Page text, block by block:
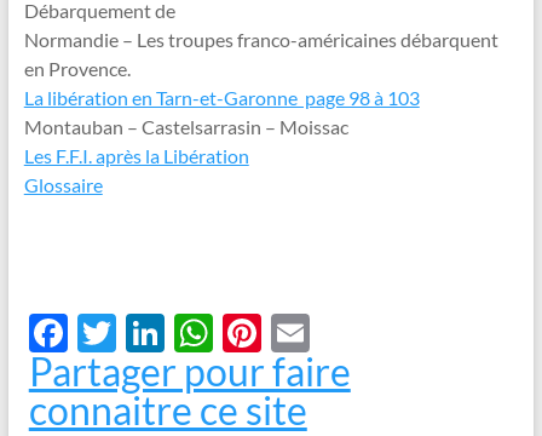
Débarquement de
Normandie – Les troupes franco-américaines débarquent
en Provence.
La libération en Tarn-et-Garonne page 98 à 103
Montauban – Castelsarrasin – Moissac
Les F.F.I. après la Libération
Glossaire
F
ac
e
T
w
itt
Li
n
k
W
h
at
Pi
nt
er
E
m
Partager pour faire
connaitre ce site